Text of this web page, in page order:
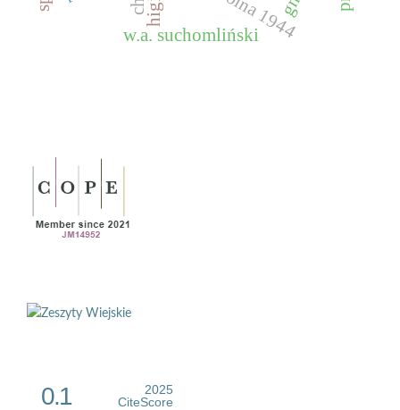
w.a. suchomliński
0.1
2025
CiteScore